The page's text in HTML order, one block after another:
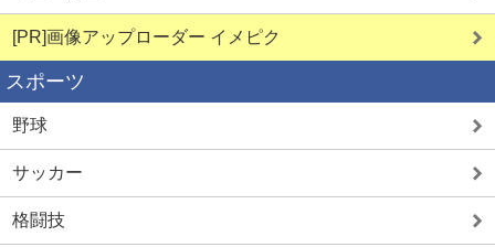
[PR]画像アップローダー イメピク
スポーツ
野球
サッカー
格闘技